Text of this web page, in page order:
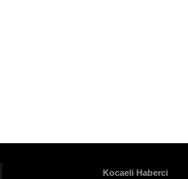
Kocaeli Haberci